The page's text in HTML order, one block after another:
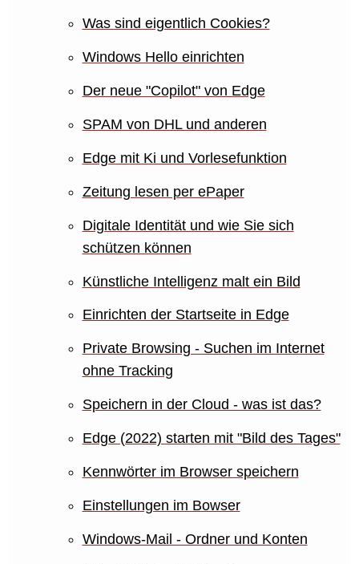
Was sind eigentlich Cookies?
Windows Hello einrichten
Der neue "Copilot" von Edge
SPAM von DHL und anderen
Edge mit Ki und Vorlesefunktion
Zeitung lesen per ePaper
Digitale Identität und wie Sie sich
schützen können
Künstliche Intelligenz malt ein Bild
Einrichten der Startseite in Edge
Private Browsing - Suchen im Internet
ohne Tracking
Speichern in der Cloud - was ist das?
Edge (2022) starten mit "Bild des Tages"
Kennwörter im Browser speichern
Einstellungen im Bowser
Windows-Mail - Ordner und Konten